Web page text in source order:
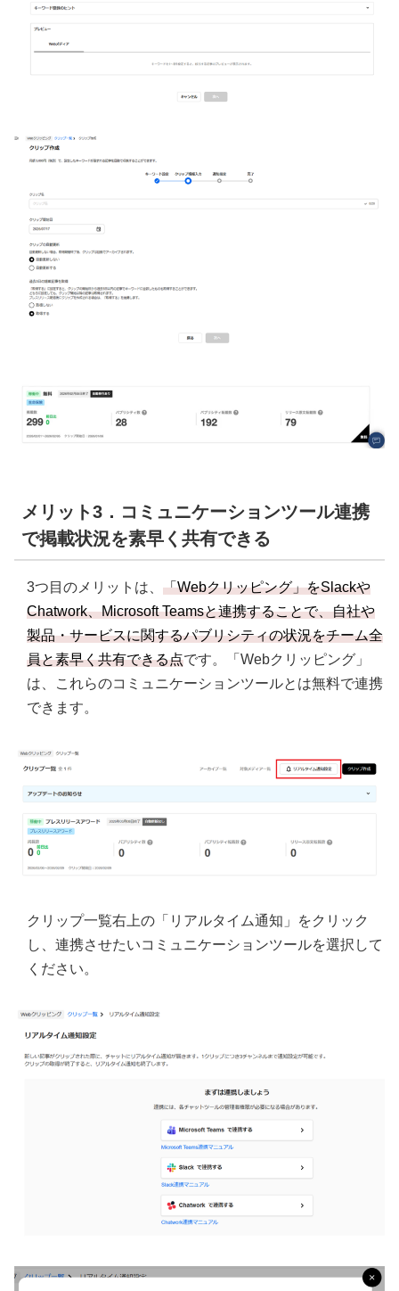
メリット3．コミュニケーションツール連携
で掲載状況を素早く共有できる
3つ目のメリットは、 「Webクリッピング」をSlackや
Chatwork、Microsoft Teamsと連携することで、自社や
製品・サービスに関するパブリシティの状況をチーム全
員と素早く共有できる点です。「Webクリッピング」
は、これらのコミュニケーションツールとは無料で連携
できます。
クリップ一覧右上の「リアルタイム通知」をクリック
し、連携させたいコミュニケーションツールを選択して
ください。